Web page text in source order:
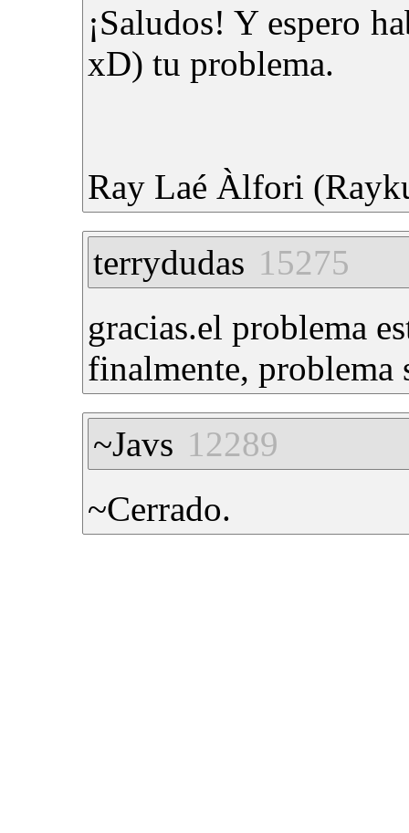
¡Saludos! Y espero
xD) tu problema.
Ray Laé Àlfori
terrydudas 15275
gracias.el problema
finalmente, problema
~Javs 12289
~Cerrado.